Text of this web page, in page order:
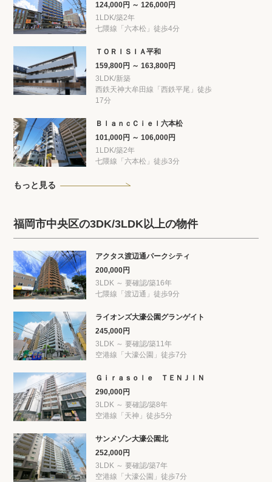
124,000円 ～ 126,000円
1LDK/築2年
七隈線「六本松」徒歩4分
ＴＯＲＩＳＩＡ平和
159,800円 ～ 163,800円
3LDK/新築
西鉄天神大牟田線「西鉄平尾」徒歩
17分
ＢｌａｎｃＣｉｅｌ六本松
101,000円 ～ 106,000円
1LDK/築2年
七隈線「六本松」徒歩3分
もっと見る
福岡市中央区の3DK/3LDK以上の物件
アクタス渡辺通パークシティ
200,000円
3LDK ～ 要確認/築16年
七隈線「渡辺通」徒歩9分
ライオンズ大濠公園グランゲイト
245,000円
3LDK ～ 要確認/築11年
空港線「大濠公園」徒歩7分
Ｇｉｒａｓｏｌｅ ＴＥＮＪＩＮ
290,000円
3LDK ～ 要確認/築8年
空港線「天神」徒歩5分
サンメゾン大濠公園北
252,000円
3LDK ～ 要確認/築7年
空港線「大濠公園」徒歩7分